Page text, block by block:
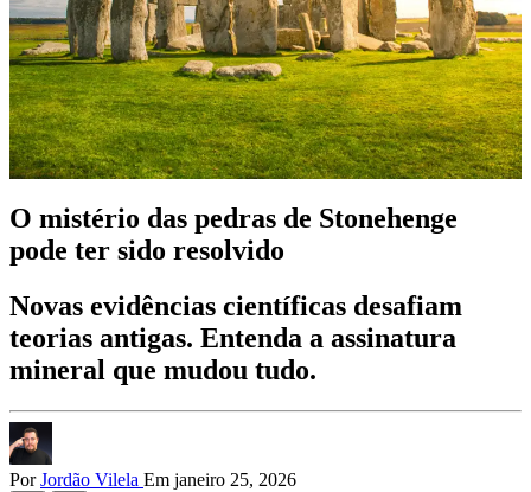
O mistério das pedras de Stonehenge
pode ter sido resolvido
Novas evidências científicas desafiam
teorias antigas. Entenda a assinatura
mineral que mudou tudo.
PorJordão Vilela Em janeiro 25, 2026